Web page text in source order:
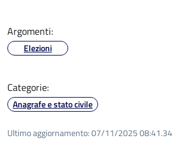
Argomenti:
Elezioni
Categorie:
Anagrafe e stato civile
Ultimo aggiornamento:07/11/2025 08:41.34